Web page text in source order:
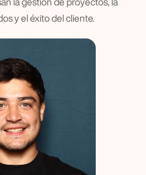
y el éxito del cliente.